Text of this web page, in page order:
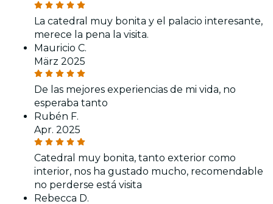
La catedral muy bonita y el palacio interesante,
merece la pena la visita.
Mauricio C.
März 2025
De las mejores experiencias de mi vida, no
esperaba tanto
Rubén F.
Apr. 2025
Catedral muy bonita, tanto exterior como
interior, nos ha gustado mucho, recomendable
no perderse está visita
Rebecca D.